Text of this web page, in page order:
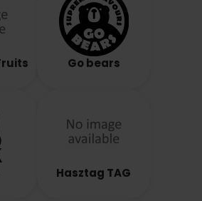
Go bears
Hasztag TAG